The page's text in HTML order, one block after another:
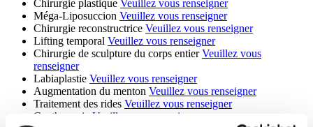
Chirurgie plastique Veuillez vous renseigner
Méga-Liposuccion Veuillez vous renseigner
Chirurgie reconstructrice Veuillez vous renseigner
Lifting temporal Veuillez vous renseigner
Chirurgie de sculpture du corps entier Veuillez vous
renseigner
Labiaplastie Veuillez vous renseigner
Augmentation du menton Veuillez vous renseigner
Traitement des rides Veuillez vous renseigner
Canthopexie
Veuillez vous renseigner